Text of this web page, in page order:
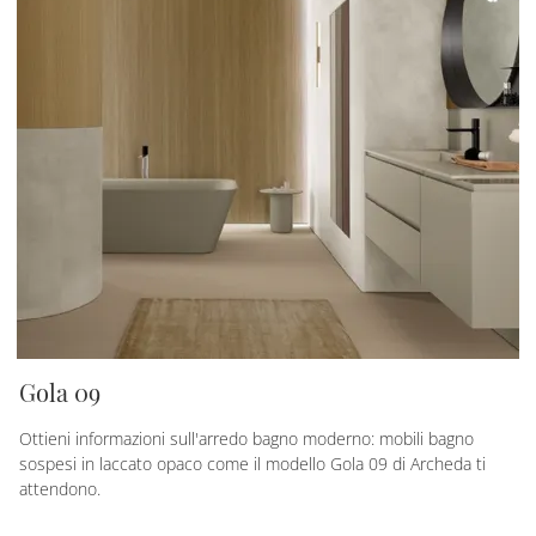
Gola 09
Ottieni informazioni sull'arredo bagno moderno: mobili bagno
sospesi in laccato opaco come il modello Gola 09 di Archeda ti
attendono.